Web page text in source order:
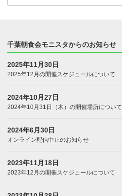
千葉朝食会モニスタからのお知らせ
2025年11月30日
2025年12月の開催スケジュールについて
2024年10月27日
2024年10月31日（木）の開催場所について
2024年6月30日
オンライン配信中止のお知らせ
2023年11月18日
2023年12月の開催スケジュールについて